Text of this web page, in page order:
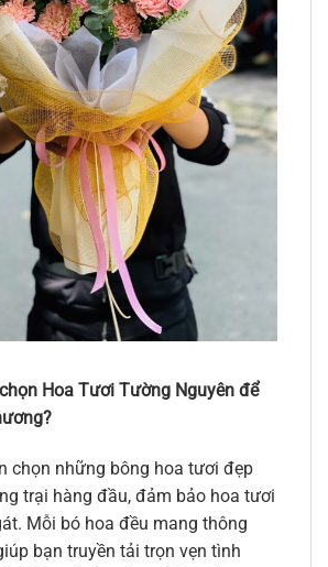
Hoa Tươi Tường Nguyên để
chọn những bông hoa tươi đẹp
trại hàng đầu, đảm bảo hoa tươi
Mỗi bó hoa đều mang thông
bạn truyền tải trọn vẹn tình